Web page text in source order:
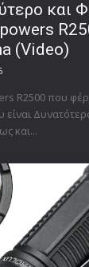
και
(Video)
R2500 που
και...